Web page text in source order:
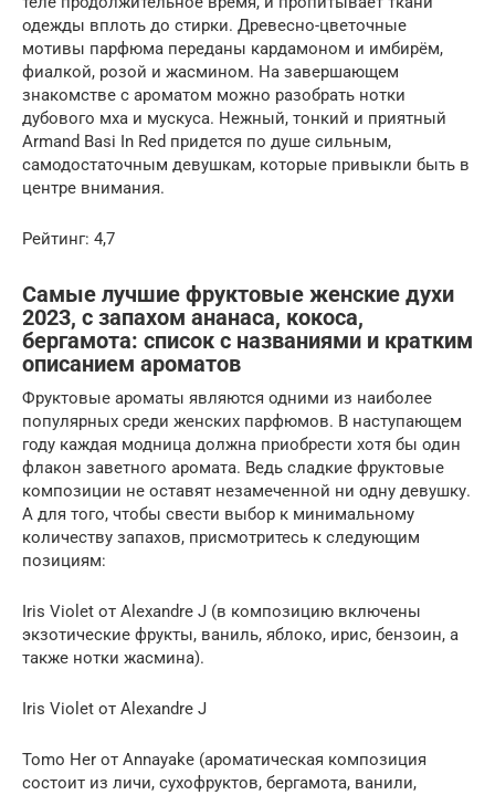
одежды вплоть до стирки. Древесно-цветочные
мотивы парфюма переданы кардамоном и имбирём,
фиалкой, розой и жасмином. На завершающем
знакомстве с ароматом можно разобрать нотки
дубового мха и мускуса. Нежный, тонкий и приятный
Armand Basi In Red придется по душе сильным,
самодостаточным девушкам, которые привыкли быть в
центре внимания.
Рейтинг: 4,7
Самые лучшие фруктовые женские духи
2023, с запахом ананаса, кокоса,
бергамота: список с названиями и кратким
описанием ароматов
Фруктовые ароматы являются одними из наиболее
популярных среди женских парфюмов. В наступающем
году каждая модница должна приобрести хотя бы один
флакон заветного аромата. Ведь сладкие фруктовые
композиции не оставят незамеченной ни одну девушку.
А для того, чтобы свести выбор к минимальному
количеству запахов, присмотритесь к следующим
позициям:
Iris Violet от Alexandre J (в композицию включены
экзотические фрукты, ваниль, яблоко, ирис, бензоин, а
также нотки жасмина).
Iris Violet от Alexandre J
Tomo Her от Annayake (ароматическая композиция
состоит из личи, сухофруктов, бергамота, ванили,